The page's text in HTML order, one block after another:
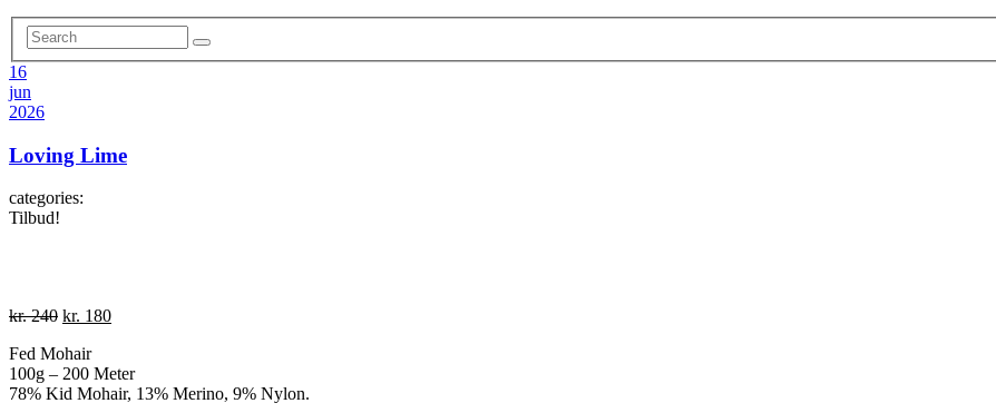
16
jun
2026
Loving Lime
categories:
Tilbud!
kr.240 Den
pris
var:
kr. 240.
kr. 180Den
er:
kr. 180.
Fed Mohair
100g – 200 Meter
78% Kid Mohair, 13% Merino, 9% Nylon.